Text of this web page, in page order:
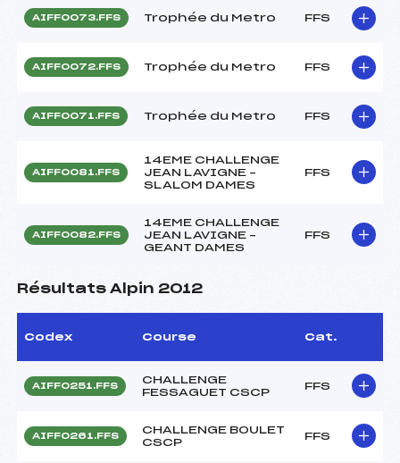
AIFF0073.FFS Trophée du Metro FFS
AIFF0072.FFS Trophée du Metro FFS
AIFF0071.FFS Trophée du Metro FFS
AIFF0081.FFS
14EME CHALLENGE
JEAN LAVIGNE –
SLALOM DAMES
FFS
AIFF0082.FFS
14EME CHALLENGE
JEAN LAVIGNE –
GEANT DAMES
FFS
Résultats Alpin 2012
Codex Course Cat.
AIFF0251.FFS
CHALLENGE
FESSAGUET CSCP
FFS
AIFF0261.FFS
CHALLENGE BOULET
CSCP
FFS